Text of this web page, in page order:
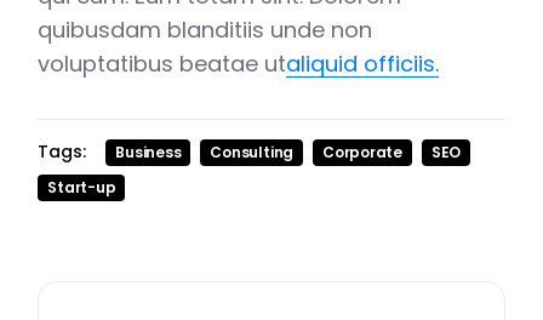
quibusdam blanditiis unde non
voluptatibus beatae utaliquid officiis.
Tags: Business Consulting Corporate
SEO
Start-up